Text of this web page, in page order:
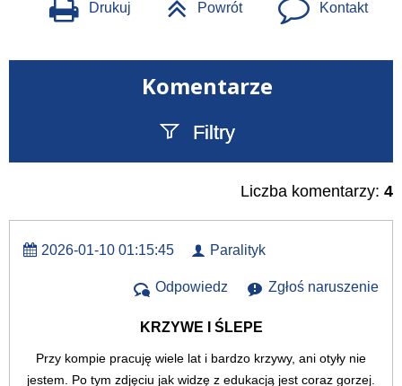
Drukuj Powrót Kontakt
Komentarze
Filtry
Liczba komentarzy: 4
2026-01-10 01:15:45 Paralityk
Odpowiedz Zgłoś naruszenie
KRZYWE I ŚLEPE
Przy kompie pracuję wiele lat i bardzo krzywy, ani otyły nie
jestem. Po tym zdjęciu jak widzę z edukacją jest coraz gorzej.